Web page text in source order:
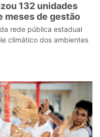
132 unidades
meses de gestão
rede pública estadual
climático dos ambientes